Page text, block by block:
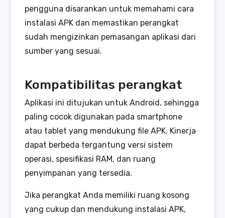
pengguna disarankan untuk memahami cara
instalasi APK dan memastikan perangkat
sudah mengizinkan pemasangan aplikasi dari
sumber yang sesuai.
Kompatibilitas perangkat
Aplikasi ini ditujukan untuk Android, sehingga
paling cocok digunakan pada smartphone
atau tablet yang mendukung file APK. Kinerja
dapat berbeda tergantung versi sistem
operasi, spesifikasi RAM, dan ruang
penyimpanan yang tersedia.
Jika perangkat Anda memiliki ruang kosong
yang cukup dan mendukung instalasi APK,